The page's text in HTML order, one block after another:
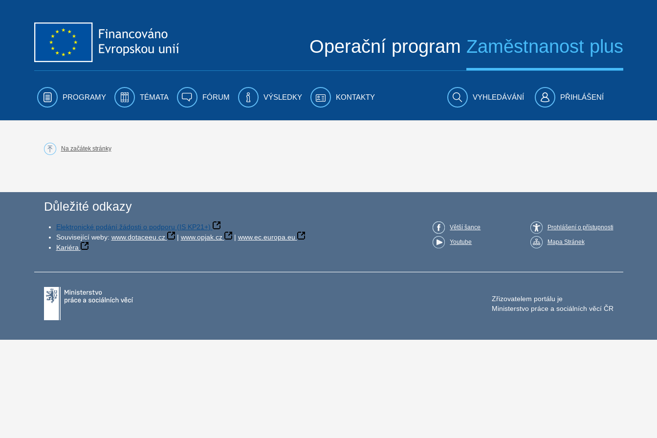
Operační program Zaměstnanost plus
PROGRAMY TÉMATA FÓRUM VÝSLEDKY KONTAKTY VYHLEDÁVÁNÍ PŘIHLÁŠENÍ
Na začátek stránky
Důležité odkazy
Elektronické podání žádosti o podporu (IS KP21+)
Související weby: www.dotaceeu.cz | www.opjak.cz | www.ec.europa.eu
Kariéra
Větší šance
Youtube
Prohlášení o přístupnosti
Mapa Stránek
Zřizovatelem portálu je
Ministerstvo práce a sociálních věcí ČR